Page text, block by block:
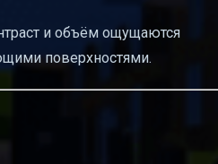
и объём ощущаются
поверхностями.